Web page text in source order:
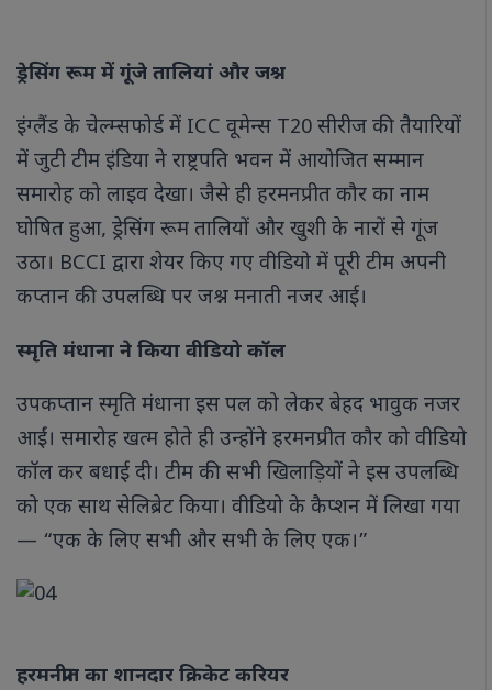
ड्रेसिंग रूम में गूंजे तालियां और जश्न
इंग्लैंड के चेल्म्सफोर्ड में ICC वूमेन्स T20 सीरीज की तैयारियों
में जुटी टीम इंडिया ने राष्ट्रपति भवन में आयोजित सम्मान
समारोह को लाइव देखा। जैसे ही हरमनप्रीत कौर का नाम
घोषित हुआ, ड्रेसिंग रूम तालियों और खुशी के नारों से गूंज
उठा। BCCI द्वारा शेयर किए गए वीडियो में पूरी टीम अपनी
कप्तान की उपलब्धि पर जश्न मनाती नजर आई।
स्मृति मंधाना ने किया वीडियो कॉल
उपकप्तान स्मृति मंधाना इस पल को लेकर बेहद भावुक नजर
आईं। समारोह खत्म होते ही उन्होंने हरमनप्रीत कौर को वीडियो
कॉल कर बधाई दी। टीम की सभी खिलाड़ियों ने इस उपलब्धि
को एक साथ सेलिब्रेट किया। वीडियो के कैप्शन में लिखा गया
— “एक के लिए सभी और सभी के लिए एक।”
हरमनप्रीत का शानदार क्रिकेट करियर